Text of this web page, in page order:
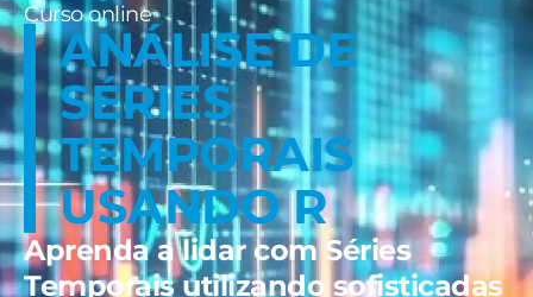
Curso online
ANÁLISE DE
SÉRIES
TEMPORAIS
USANDO R
Aprenda a lidar com Séries
Temporais utilizando sofisticadas